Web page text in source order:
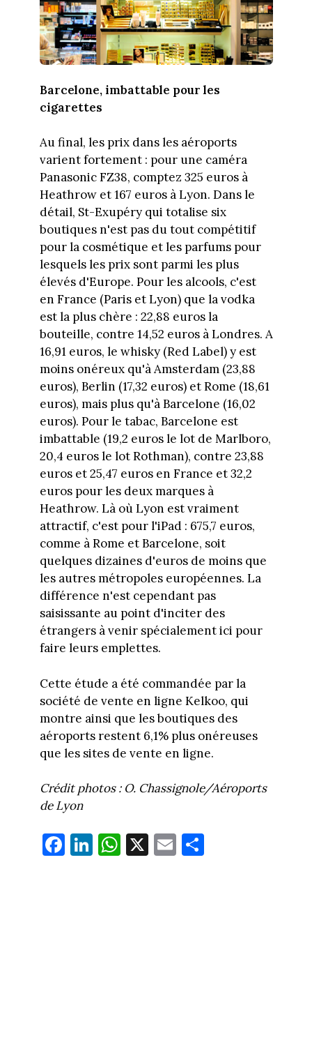
Barcelone, imbattable pour les
cigarettes
Au final, les prix dans les aéroports
varient fortement : pour une caméra
Panasonic FZ38, comptez 325 euros à
Heathrow et 167 euros à Lyon. Dans le
détail, St-Exupéry qui totalise six
boutiques n'est pas du tout compétitif
pour la cosmétique et les parfums pour
lesquels les prix sont parmi les plus
élevés d'Europe. Pour les alcools, c'est
en France (Paris et Lyon) que la vodka
est la plus chère : 22,88 euros la
bouteille, contre 14,52 euros à Londres. A
16,91 euros, le whisky (Red Label) y est
moins onéreux qu'à Amsterdam (23,88
euros), Berlin (17,32 euros) et Rome (18,61
euros), mais plus qu'à Barcelone (16,02
euros). Pour le tabac, Barcelone est
imbattable (19,2 euros le lot de Marlboro,
20,4 euros le lot Rothman), contre 23,88
euros et 25,47 euros en France et 32,2
euros pour les deux marques à
Heathrow. Là où Lyon est vraiment
attractif, c'est pour l'iPad : 675,7 euros,
comme à Rome et Barcelone, soit
quelques dizaines d'euros de moins que
les autres métropoles européennes. La
différence n'est cependant pas
saisissante au point d'inciter des
étrangers à venir spécialement ici pour
faire leurs emplettes.
Cette étude a été commandée par la
société de vente en ligne Kelkoo, qui
montre ainsi que les boutiques des
aéroports restent 6,1% plus onéreuses
que les sites de vente en ligne.
Crédit photos : O. Chassignole/Aéroports
de Lyon
Fa
ce
Li
nk
W
ha
X E
m
Pa
rt